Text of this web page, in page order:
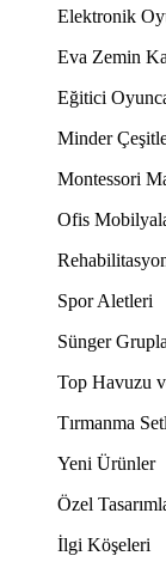
Elektronik
Eva Zemin
Eğitici
Minder
Montessori
Ofis
Spor Aletleri
Sünger
Top Havuzu
Tırmanma
Yeni Ürünler
Özel
İlgi Köşeleri